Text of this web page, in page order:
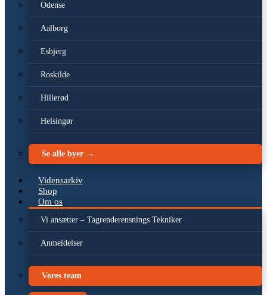
Odense
Aalborg
Esbjerg
Roskilde
Hillerød
Helsingør
Se alle byer →
Vidensarkiv
Shop
Om os
Vi ansætter – Tagrenderensnings Tekniker
Anmeldelser
Vores team